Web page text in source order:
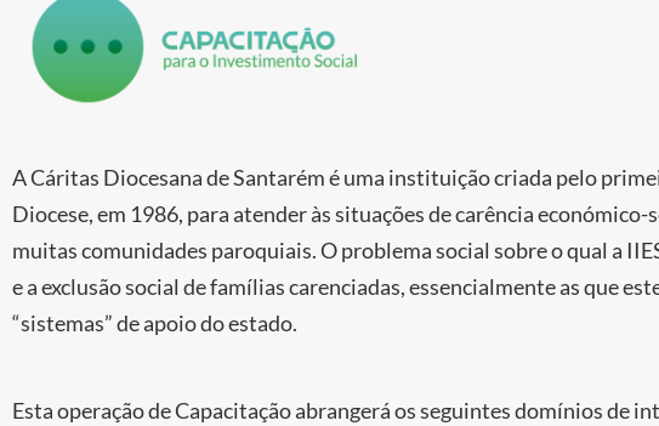
A Cáritas Diocesana de Santarém é uma instituição criada pelo
Diocese, em 1986, para atender às situações de carência económico-
muitas comunidades paroquiais. O problema social sobre o qual a
e a exclusão social de famílias carenciadas, essencialmente as que
“sistemas” de apoio do estado.
Esta operação de Capacitação abrangerá os seguintes domínios de